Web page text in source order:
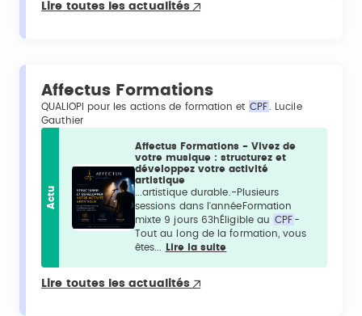
Lire toutes les actualités
Affectus Formations
QUALIOPI pour les actions de formation et CPF
. Lucile
Gauthier
Actu
Affectus Formations - Vivez de
votre musique : structurez et
développez votre activité
artistique
...artistique durable.-Plusieurs
sessions dans l'annéeFormation
mixte 9 jours 63hÉligible au CPF -
Tout au long de la formation, vous
êtes...
Lire la suite
Lire toutes les actualités